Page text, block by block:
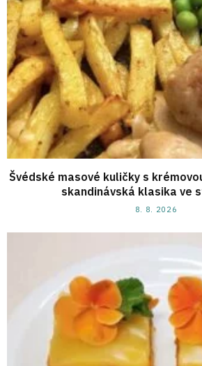
Švédské masové kuličky s
skandinávská klasika ve
8. 8. 2026